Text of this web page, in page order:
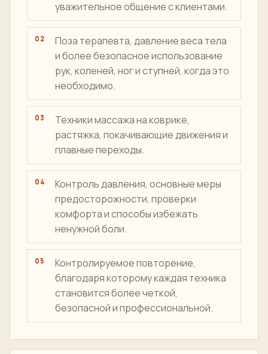
ЧЕМУ УЧАТСЯ СТУДЕНТЫ
Основные навыки,
которым обучают в школе
Традиционные принципы тайского
массажа, структура лечения и
уважительное общение с клиентами.
Поза терапевта, давление веса тела
и более безопасное использование
рук, коленей, ног и ступней, когда это
необходимо.
Техники массажа на коврике,
растяжка, покачивающие движения и
плавные переходы.